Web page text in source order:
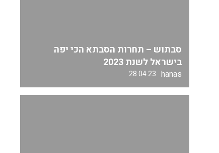
סבתוש – תחרות הסבתא הכי יפה
בישראל לשנת 2023
hanas
28.04.23